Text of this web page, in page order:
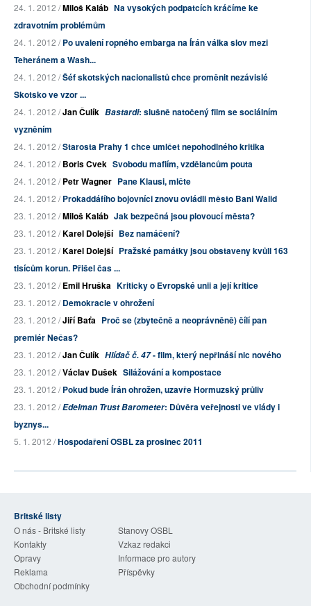
24. 1. 2012 /Miloš Kaláb Na vysokých podpatcích kráčíme ke
zdravotním problémům
24. 1. 2012 /Po uvalení ropného embarga na Írán válka slov mezi
Teheránem a Wash...
24. 1. 2012 /Šéf skotských nacionalistů chce proměnit nezávislé
Skotsko ve vzor ...
24. 1. 2012 /Jan Čulík Bastardi: slušně natočený film se sociálním
vyzněním
24. 1. 2012 /Starosta Prahy 1 chce umlčet nepohodlného kritika
24. 1. 2012 /Boris Cvek Svobodu mafiím, vzdělancům pouta
24. 1. 2012 /Petr Wagner Pane Klausi, mlčte
24. 1. 2012 /Prokaddáfího bojovníci znovu ovládli město Bani Walid
23. 1. 2012 /Miloš Kaláb Jak bezpečná jsou plovoucí města?
23. 1. 2012 /Karel Dolejší Bez namáčení?
23. 1. 2012 /Karel Dolejší Pražské památky jsou obstaveny kvůli 163
tisícům korun. Přišel čas ...
23. 1. 2012 /Emil Hruška Kriticky o Evropské unii a její kritice
23. 1. 2012 /Demokracie v ohrožení
23. 1. 2012 /Jiří Baťa Proč se (zbytečně a neoprávněně) čílí pan
premiér Nečas?
23. 1. 2012 /Jan Čulík Hlídač č. 47- film, který nepřináší nic nového
23. 1. 2012 /Václav Dušek Silážování a kompostace
23. 1. 2012 /Pokud bude Írán ohrožen, uzavře Hormuzský průliv
23. 1. 2012 /Edelman Trust Barometer: Důvěra veřejnosti ve vlády i
byznys...
5. 1. 2012 /Hospodaření OSBL za prosinec 2011
Britské listy
O nás - Britské listy
Stanovy OSBL
Kontakty
Vzkaz redakci
Opravy
Informace pro autory
Reklama
Příspěvky
Obchodní podmínky